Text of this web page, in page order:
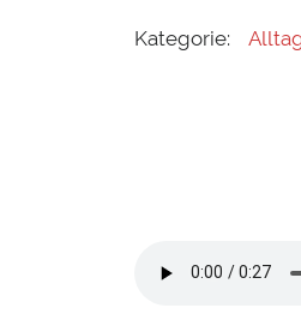
Kategorie: